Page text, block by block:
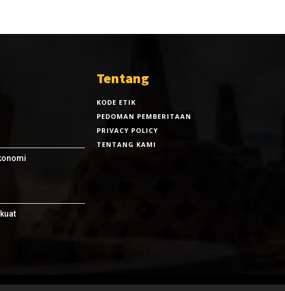
Tentang
KODE ETIK
PEDOMAN PEMBERITAAN
PRIVACY POLICY
TENTANG KAMI